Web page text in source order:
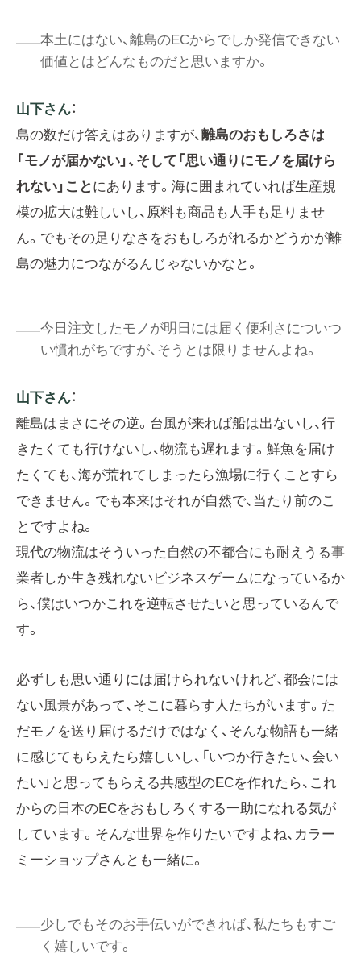
本土にはない、離島のECからでしか発信できない
価値とはどんなものだと思いますか。
山下さん：
島の数だけ答えはありますが、 離島のおもしろさは
「モノが届かない」、そして「思い通りにモノを届けら
れない」こと にあります。海に囲まれていれば生産規
模の拡大は難しいし、原料も商品も人手も足りませ
ん。でもその足りなさをおもしろがれるかどうかが離
島の魅力につながるんじゃないかなと。
今日注文したモノが明日には届く便利さについつ
い慣れがちですが、そうとは限りませんよね。
山下さん：
離島はまさにその逆。台風が来れば船は出ないし、行
きたくても行けないし、物流も遅れます。鮮魚を届け
たくても、海が荒れてしまったら漁場に行くことすら
できません。でも本来はそれが自然で、当たり前のこ
とですよね。
現代の物流はそういった自然の不都合にも耐えうる事
業者しか生き残れないビジネスゲームになっているか
ら、僕はいつかこれを逆転させたいと思っているんで
す。
必ずしも思い通りには届けられないけれど、都会には
ない風景があって、そこに暮らす人たちがいます。た
だモノを送り届けるだけではなく、そんな物語も一緒
に感じてもらえたら嬉しいし、「いつか行きたい、会い
たい」と思ってもらえる共感型のECを作れたら、これ
からの日本のECをおもしろくする一助になれる気が
しています。そんな世界を作りたいですよね、カラー
ミーショップさんとも一緒に。
少しでもそのお手伝いができれば、私たちもすご
く嬉しいです。